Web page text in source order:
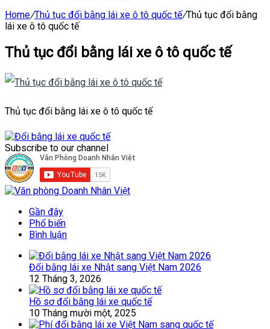
Home/Thủ tục đổi bằng lái xe ô tô quốc tế/Thủ tục đổi bằng
lái xe ô tô quốc tế
Thủ tục đổi bằng lái xe ô tô quốc tế
Thủ tục đổi bằng lái xe ô tô quốc tế
Subscribe to our channel
Gần đây
Phổ biến
Bình luận
Đổi bằng lái xe Nhật sang Việt Nam 2026
12 Tháng 3, 2026
Hồ sơ đổi bằng lái xe quốc tế
10 Tháng mười một, 2025